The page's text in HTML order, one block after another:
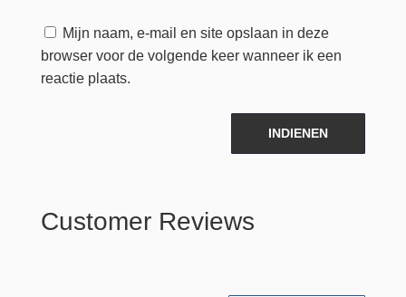
Mijn naam, e-mail en site opslaan in deze
browser voor de volgende keer wanneer ik een
reactie plaats.
INDIENEN
Customer Reviews